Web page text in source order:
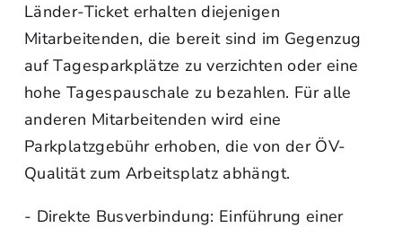
Länder-Ticket erhalten diejenigen
Mitarbeitenden, die bereit sind im Gegenzug
auf Tagesparkplätze zu verzichten oder eine
hohe Tagespauschale zu bezahlen. Für alle
anderen Mitarbeitenden wird eine
Parkplatzgebühr erhoben, die von der ÖV-
Qualität zum Arbeitsplatz abhängt.
- Direkte Busverbindung: Einführung einer